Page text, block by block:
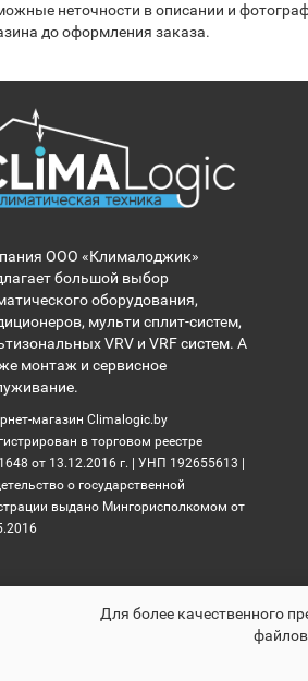
неточности в описании и
до оформления заказа.
ООО «Клималоджик»
большой выбор
оборудования,
мульти сплит-систем,
VRV и VRF систем. А
монтаж и сервисное
магазин Climalogic.by
в торговом реестре
от 13.12.2016 г. | УНП 192655613 |
о государственной
выдано Мингорисполкомом от
Для более качественного